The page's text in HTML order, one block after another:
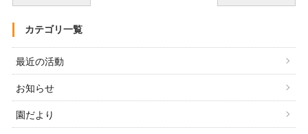
カテゴリ一覧
最近の活動
お知らせ
園だより